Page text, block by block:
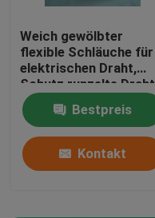
Weich gewölbter
flexible Schläuche für
elektrischen Draht,
Schutz runzelte Draht-
Ärmel
Bestpreis
Kontakt